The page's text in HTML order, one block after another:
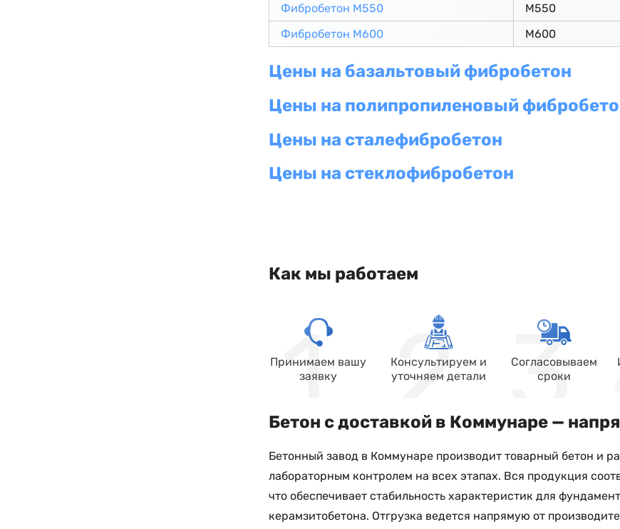
Фибробетон М550
М550
Фибробетон М600
М600
Цены на базальтовый фибробетон
Цены на полипропиленовый
Цены на сталефибробетон
Цены на стеклофибробетон
Как мы работаем
Принимаем вашу
заявку
Консультируем и
уточняем детали
Согласовываем
сроки
Бетон с доставкой в Коммунаре —
Бетонный завод в Коммунаре производит товарный бетон и
лабораторным контролем на всех этапах. Вся продукция
что обеспечивает стабильность характеристик для
керамзитобетона. Отгрузка ведется напрямую от